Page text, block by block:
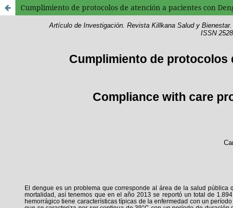
Cumplimiento de protocolos de atención a pacientes con